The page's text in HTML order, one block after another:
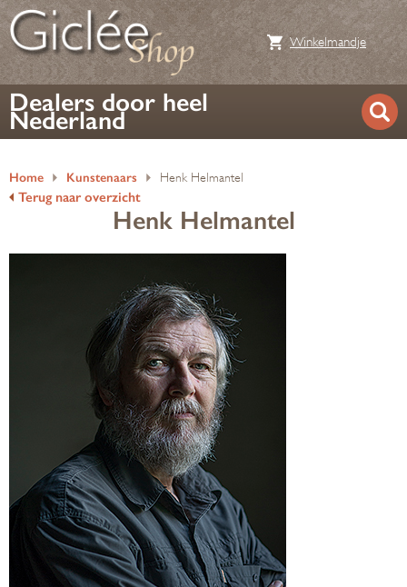
Winkelmandje
Dealers door heel
Nederland
Home Kunstenaars Henk Helmantel
Terug naar overzicht
Henk Helmantel